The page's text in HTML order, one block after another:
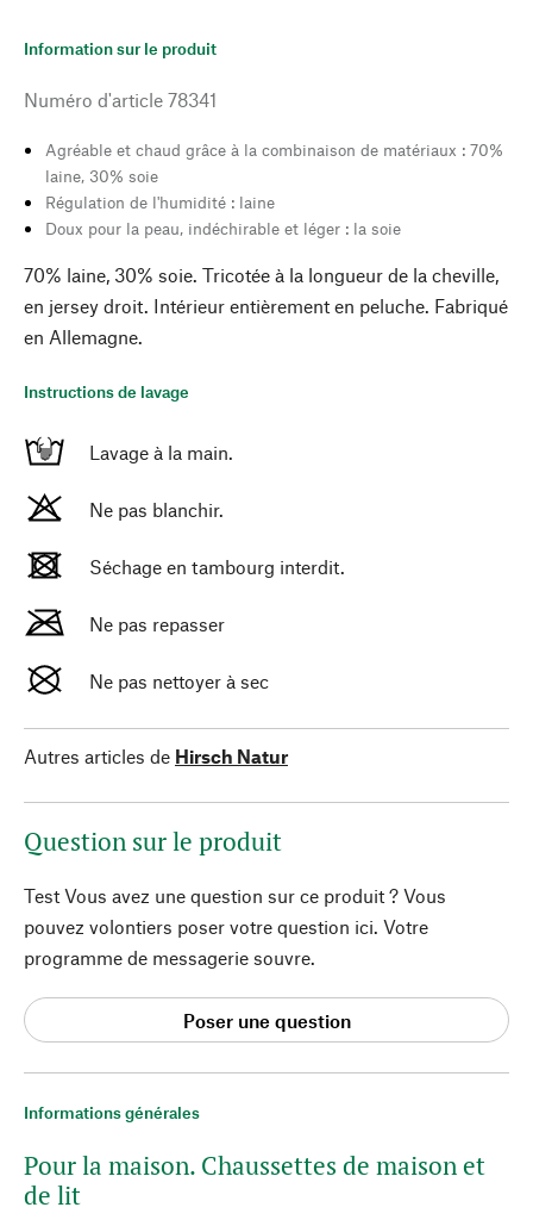
Informations générales
Pour la maison. Chaussettes de maison et
de lit
Information sur le produit
Numéro d'article 78341
Agréable et chaud grâce à la combinaison de matériaux : 70%
laine, 30% soie
Régulation de l'humidité : laine
Doux pour la peau, indéchirable et léger : la soie
70% laine, 30% soie. Tricotée à la longueur de la cheville,
en jersey droit. Intérieur entièrement en peluche. Fabriqué
en Allemagne.
Instructions de lavage
Lavage à la main.
Ne pas blanchir.
Séchage en tambourg interdit.
Ne pas repasser
Ne pas nettoyer à sec
Autres articles de Hirsch Natur
Question sur le produit
Test Vous avez une question sur ce produit ? Vous
pouvez volontiers poser votre question ici. Votre
programme de messagerie souvre.
Poser une question